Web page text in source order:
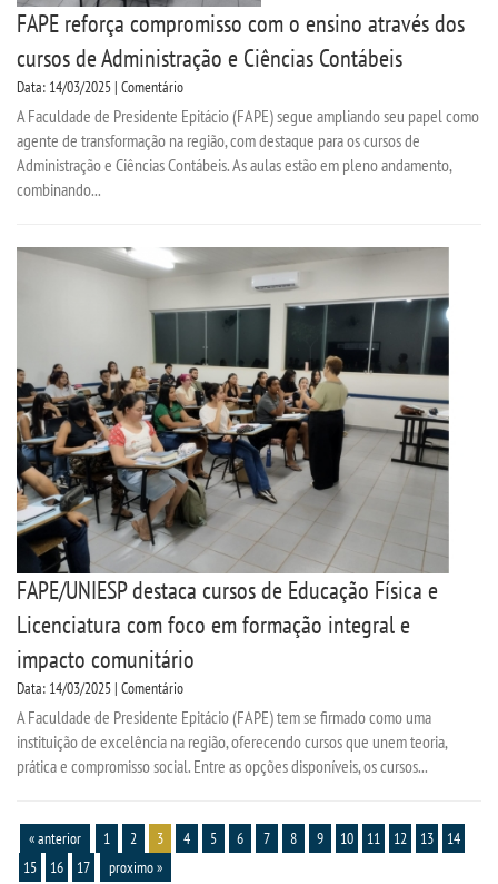
FAPE reforça compromisso com o ensino através dos
cursos de Administração e Ciências Contábeis
Data: 14/03/2025 | Comentário
A Faculdade de Presidente Epitácio (FAPE) segue ampliando seu papel como
agente de transformação na região, com destaque para os cursos de
Administração e Ciências Contábeis. As aulas estão em pleno andamento,
combinando...
FAPE/UNIESP destaca cursos de Educação Física e
Licenciatura com foco em formação integral e
impacto comunitário
Data: 14/03/2025 | Comentário
A Faculdade de Presidente Epitácio (FAPE) tem se firmado como uma
instituição de excelência na região, oferecendo cursos que unem teoria,
prática e compromisso social. Entre as opções disponíveis, os cursos...
« anterior 1 2 3 4 5 6 7 8 9 10 11 12 13
14
15
16 17 proximo »